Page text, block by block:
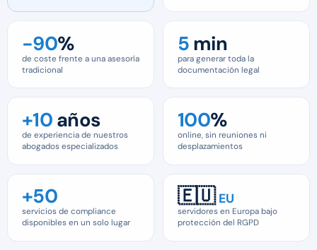
−90%
de coste frente a una asesoría
tradicional
5 min
para generar toda la
documentación legal
+10 años
de experiencia de nuestros
abogados especializados
100%
online, sin reuniones ni
desplazamientos
+50
servicios de compliance
disponibles en un solo lugar
🇪🇺EU
servidores en Europa bajo
protección del RGPD